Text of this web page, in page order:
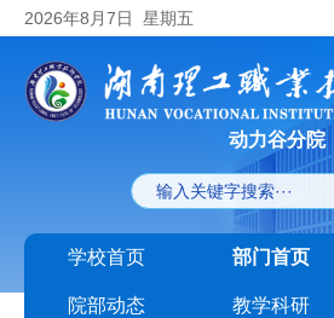
2026年8月7日 星期五
动力谷分院
学校首页 部门首页
院部动态 教学科研